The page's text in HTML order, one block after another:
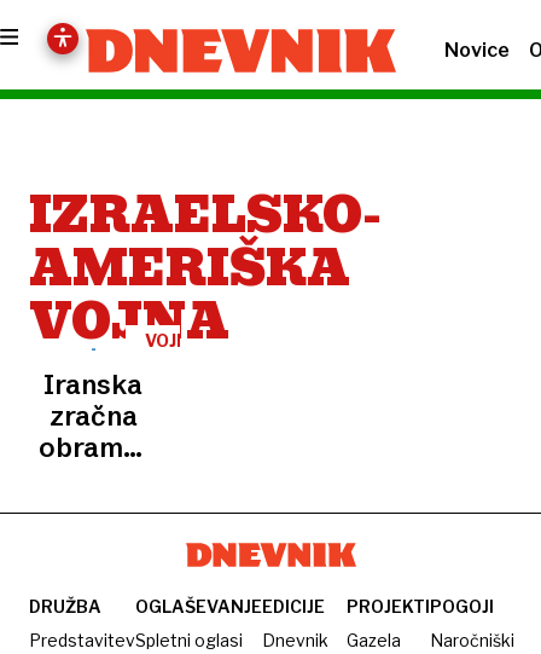
Novice
IZRAELSKO-
AMERIŠKA
VOJNA
VOJNA
Iranska
zračna
obramba
ameriško
35
DRUŽBA
Predstavitev
OGLAŠEVANJE
Spletni oglasi
EDICIJE
Dnevnik
PROJEKTI
Gazela
POGOJI
Naročniški